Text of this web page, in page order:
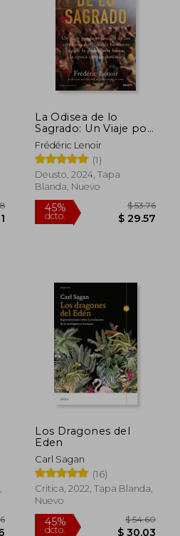
La Odisea de lo
Sagrado: Un Viaje por
la Evolución de las
Creencias Espirituales
Humanas Desde la
Prehistoria Hasta la
Época
Frédéric Lenoir
(1)
Deusto, 2024, Tapa
Blanda, Nuevo
45%
dcto.
Los Dragones del
Eden
Carl Sagan
(16)
Critica, 2022, Tapa Blanda,
Nuevo